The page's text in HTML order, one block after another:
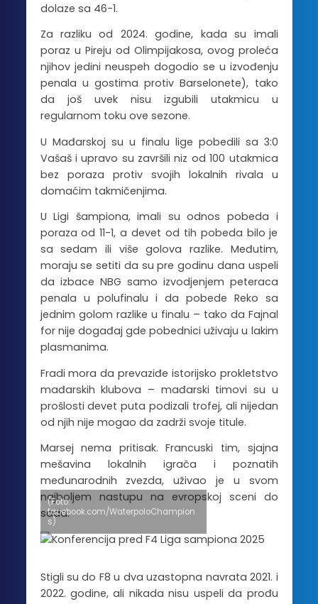
dolaze sa 46-1.
Za razliku od 2024. godine, kada su imali
poraz u Pireju od Olimpijakosa, ovog proleća
njihov jedini neuspeh dogodio se u izvođenju
penala u gostima protiv Barselonete), tako
da još uvek nisu izgubili utakmicu u
regularnom toku ove sezone.
U Mađarskoj su u finalu lige pobedili sa 3:0
Vašaš i upravo su završili niz od 100 utakmica
bez poraza protiv svojih lokalnih rivala u
domaćim takmičenjima.
U Ligi šampiona, imali su odnos pobeda i
poraza od 11-1, a devet od tih pobeda bilo je
sa sedam ili više golova razlike. Međutim,
moraju se setiti da su pre godinu dana uspeli
da izbace NBG samo izvodjenjem peteraca
penala u polufinalu i da pobede Reko sa
jednim golom razlike u finalu – tako da Fajnal
for nije događaj gde pobednici uživaju u lakim
plasmanima.
Fradi mora da prevaziđe istorijsko prokletstvo
mađarskih klubova – mađarski timovi su u
prošlosti devet puta podizali trofej, ali nijedan
od njih nije mogao da zadrži svoje titule.
Marsej nema pritisak. Francuski tim, sjajna
mešavina lokalnih igrača i poznatih
međunarodnih zvezda, uživao je u svom
najboljem nastupu na evropskoj sceni do
sada.
(Foto:
facebook.com/WaterpoloChampion
s)
Stigli su do F8 u dva uzastopna navrata 2021. i
2022. godine, ali nikada nisu uspeli da prođu